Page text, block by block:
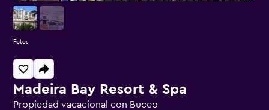
Madeira Bay Resort & Spa
Propiedad vacacional con Buceo
Fotos